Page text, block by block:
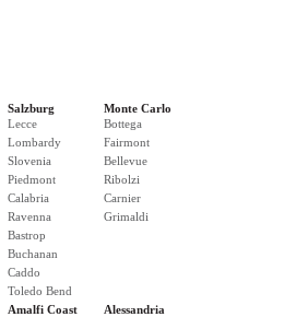
Salzburg
Lecce
Lombardy
Slovenia
Piedmont
Calabria
Ravenna
Bastrop
Buchanan
Caddo
Toledo Bend
Monte Carlo
Bottega
Fairmont
Bellevue
Ribolzi
Carnier
Grimaldi
Amalfi Coast
Alessandria